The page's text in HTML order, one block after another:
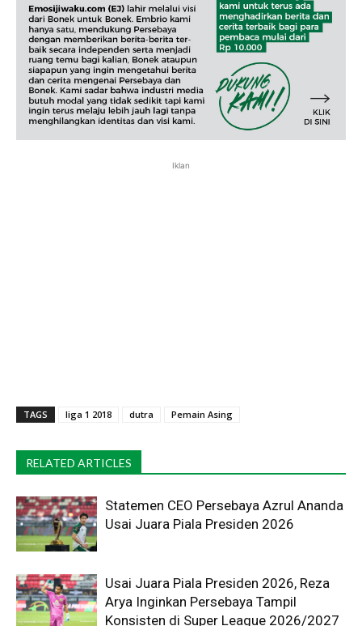
Iklan
TAGS liga 1 2018 dutra Pemain Asing
RELATED ARTICLES
Statemen CEO Persebaya Azrul Ananda
Usai Juara Piala Presiden 2026
Usai Juara Piala Presiden 2026, Reza
Arya Inginkan Persebaya Tampil
Konsisten di Super League 2026/2027